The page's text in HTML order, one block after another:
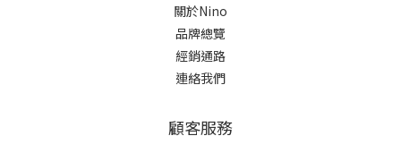
關於Nino
品牌總覽
經銷通路
連絡我們
顧客服務